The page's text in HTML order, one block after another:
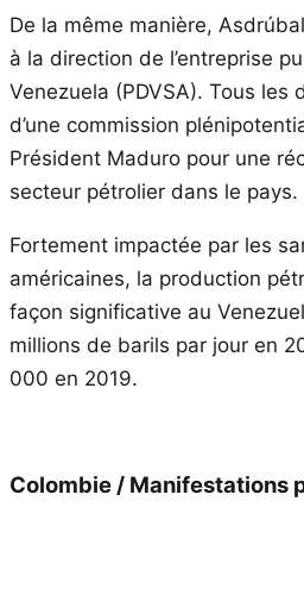
De la même manière,
à la direction de l’entreprise
Venezuela (PDVSA). Tous les
d’une commission
Président Maduro pour une
secteur pétrolier dans le pays.
Fortement impactée par les
américaines, la production
façon significative au
millions de barils par jour en
000 en 2019.
Colombie / Manifestations